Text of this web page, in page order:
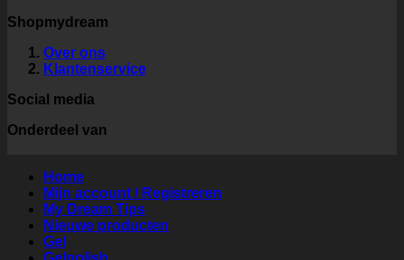
Shopmydream
Over ons
Klantenservice
Social media
Onderdeel van
Home
Mijn account / Registreren
My Dream Tips
Nieuwe producten
Gel